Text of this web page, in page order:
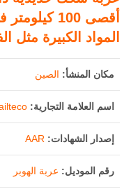
أقصى 100
المواد الكبيرة مثل
مكان المنشأ: الصين
اسم العلامة التجارية:
إصدار الشهادات: AAR
رقم الموديل: عربة الهوبر